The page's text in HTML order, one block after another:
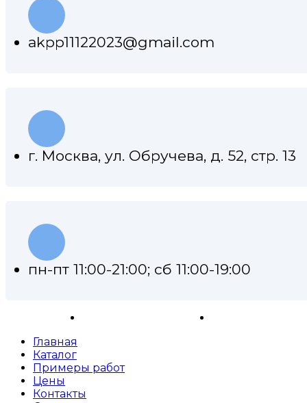
akpp11122023@gmail.com
г. Москва, ул. Обручева, д. 52, стр. 13
пн-пт 11:00-21:00; сб 11:00-19:00
Главная
Каталог
Примеры работ
Цены
Контакты